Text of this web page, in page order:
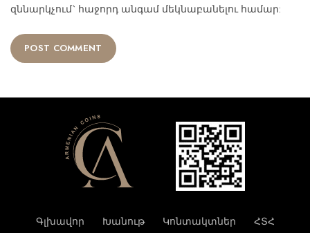
զննարկչում` հաջորդ անգամ մեկնաբանելու համար:
Գլխավոր Խանութ Կոնտակտներ ՀՏՀ